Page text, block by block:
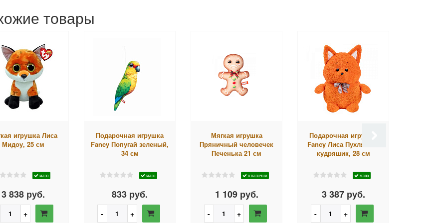
товары
игрушка Лиса
Мидоу, 25 см
мало
3 838 руб.
Подарочная игрушка
Fancy Попугай зеленый,
34 см
мало
833 руб.
Мягкая игрушка
Пряничный человечек
Печенька 21 см
в наличии
1 109 руб.
Подарочная игрушка
Fancy Лиса Пухляшик-
кудряшик, 28 см
мало
3 387 руб.